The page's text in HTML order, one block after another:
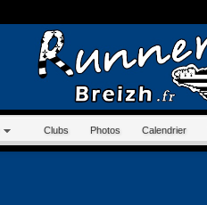
Clubs Photos Calendrier